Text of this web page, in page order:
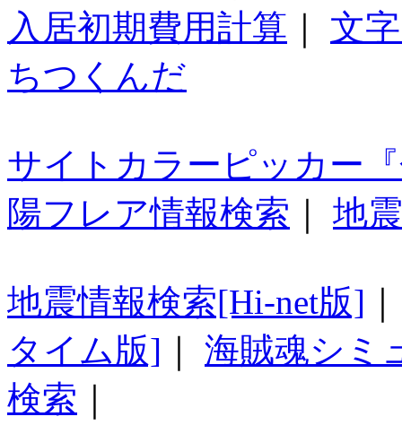
入居初期費用計算
文
ちつくんだ
サイトカラーピッカー
陽フレア情報検索
地
地震情報検索[Hi-net版]
タイム版]
海賊魂シミ
検索